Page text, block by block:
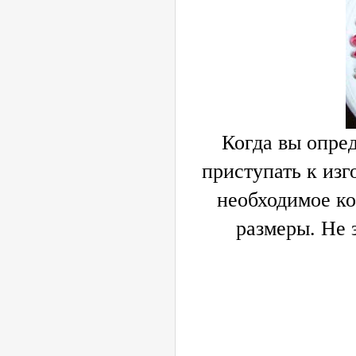
Когда вы
приступать к
необходимое
размеры. Не